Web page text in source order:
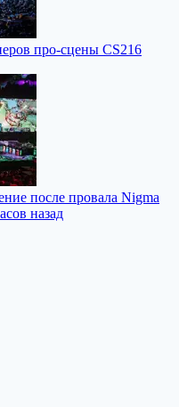
про-сцены CS216
после провала Nigma
назад